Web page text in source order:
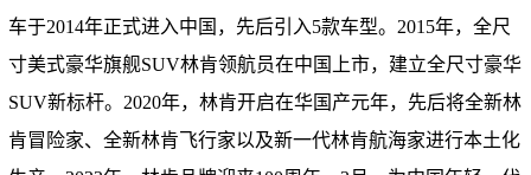
车于2014年正式进入中国，先后引入5款车型。2015年，全尺
寸美式豪华旗舰SUV林肯领航员在中国上市，建立全尺寸豪华
SUV新标杆。2020年，林肯开启在华国产元年，先后将全新林
肯冒险家、全新林肯飞行家以及新一代林肯航海家进行本土化